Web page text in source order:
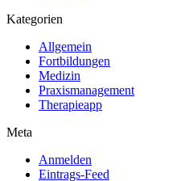
Kategorien
Allgemein
Fortbildungen
Medizin
Praxismanagement
Therapieapp
Meta
Anmelden
Eintrags-Feed